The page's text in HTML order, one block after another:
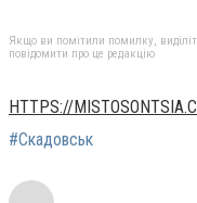
Якщо ви помітили помилку,
повідомити про це редакцію
HTTPS://
#Скадовськ